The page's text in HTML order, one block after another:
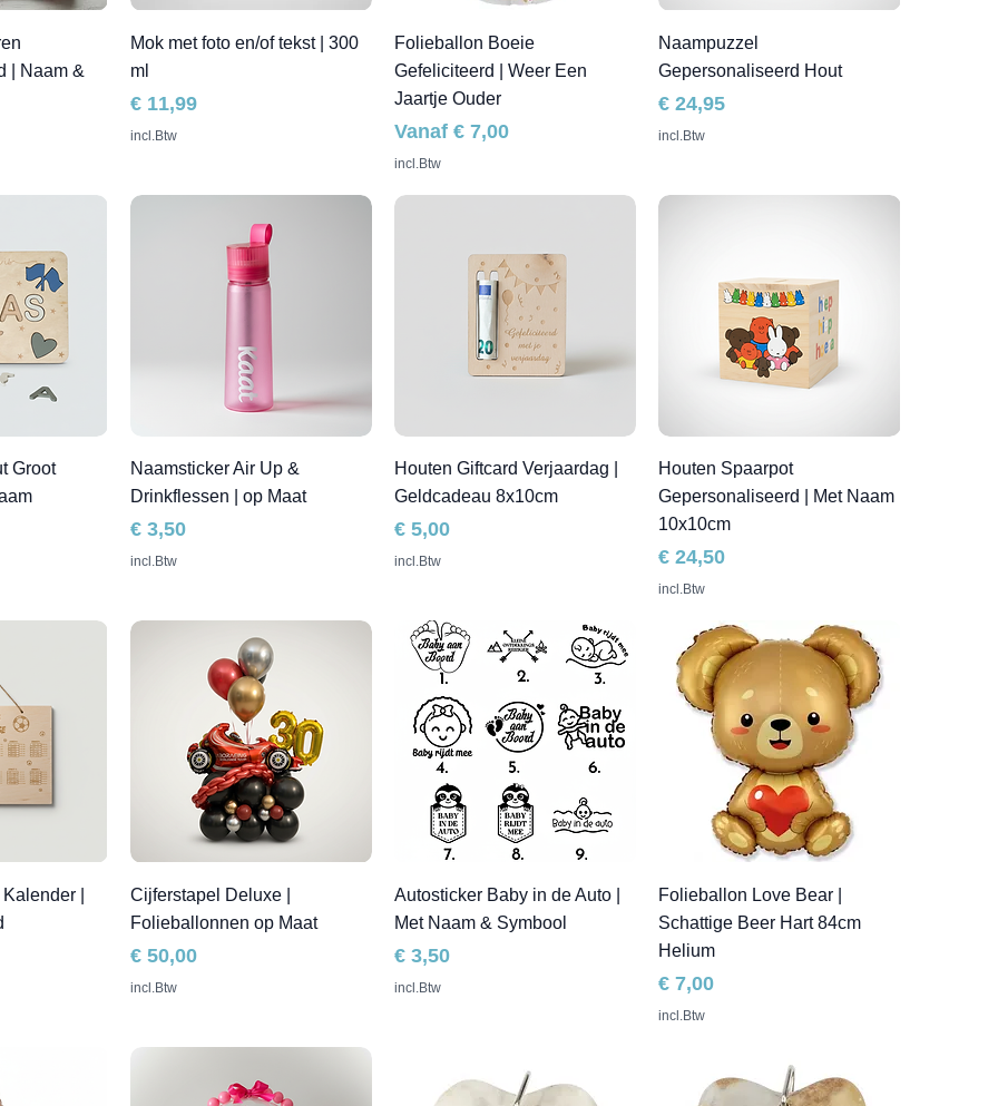
| Naam &
Mok met foto en/of tekst | 300
ml
Prijs
€ 11,99
incl.Btw
Folieballon Boeie
Gefeliciteerd | Weer Een
Jaartje Ouder
Vanaf € 7,00
Verkoopprijs
incl.Btw
Naampuzzel
Gepersonaliseerd Hout
Prijs
€ 24,95
incl.Btw
Groot
Naamsticker Air Up &
Drinkflessen | op Maat
Prijs
€ 3,50
incl.Btw
Houten Giftcard Verjaardag |
Geldcadeau 8x10cm
Prijs
€ 5,00
incl.Btw
Houten Spaarpot
Gepersonaliseerd | Met Naam
10x10cm
Prijs
€ 24,50
incl.Btw
|
Cijferstapel Deluxe |
Folieballonnen op Maat
Prijs
€ 50,00
incl.Btw
Autosticker Baby in de Auto |
Met Naam & Symbool
Prijs
€ 3,50
incl.Btw
Folieballon Love Bear |
Schattige Beer Hart 84cm
Helium
Prijs
€ 7,00
incl.Btw